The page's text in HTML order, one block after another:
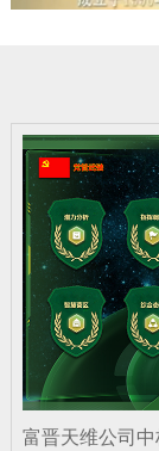
技术有限
富晋天维
防）指挥
公司新闻 |
富晋天维
公司新闻|
富晋天维公司